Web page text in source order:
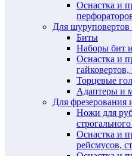
Оснастка и
Для шуруповертов
Биты
Наборы бит
Оснастка и
Торцевые
Адаптеры и
Для фрезерования
Ножи для
Оснастка и
рейсмусов,